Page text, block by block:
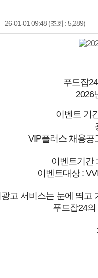
26-01-01 09:48 (조회 : 5,289)
푸드잡
2026
이벤트 기
VIP플러스 채용공
이벤트기간
이벤트대상 :
고 서비스는 눈에 띄고
푸드잡24